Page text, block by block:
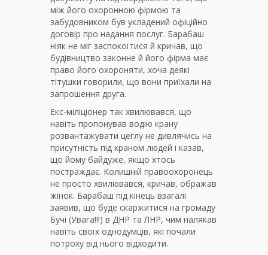
між його охоронною фірмою та
забудовником був укладений офіційно
договір про надання послуг. Барабаш
ніяк не міг заспокоїтися й кричав, що
будівництво законне й його фірма має
право його охороняти, хоча деякі
тітушки говорили, що вони приїхали на
запрошення друга.
Екс-міліціонер так хвилювався, що
навіть пропонував водію крану
розвантажувати цеглу не дивлячись на
присутність під краном людей і казав,
що йому байдуже, якщо хтось
постраждає. Колишній правоохоронець
не просто хвилювався, кричав, ображав
жінок. Барабаш під кінець взагалі
заявив, що буде скаржитися на громаду
Бучі (Увага!!!) в ДНР та ЛНР, чим налякав
навіть своїх однодумців, які почали
потроху від нього відходити.